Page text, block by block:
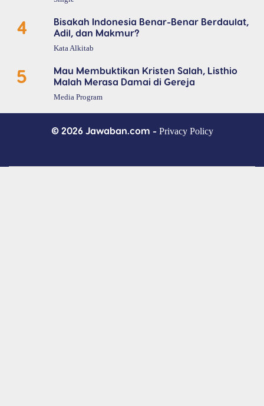
4
Bisakah Indonesia Benar-Benar Berdaulat,
Adil, dan Makmur?
Kata Alkitab
5
Mau Membuktikan Kristen Salah, Listhio
Malah Merasa Damai di Gereja
Media Program
© 2026 Jawaban.com - Privacy Policy